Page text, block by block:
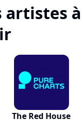
artistes à
The Red House